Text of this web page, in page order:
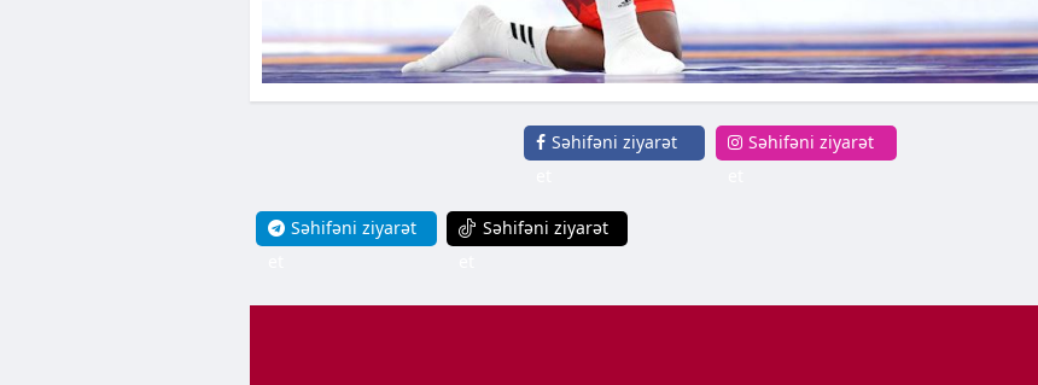
Səhifəni ziyarət
Səhifəni ziyarət
Səhifəni ziyarət
Səhifəni ziyarət